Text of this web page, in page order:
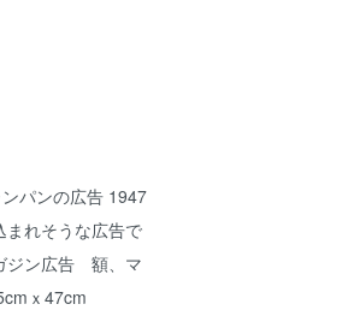
パンの広告 1947
れそうな広告で
ン広告 額、マ
ｘ47cm